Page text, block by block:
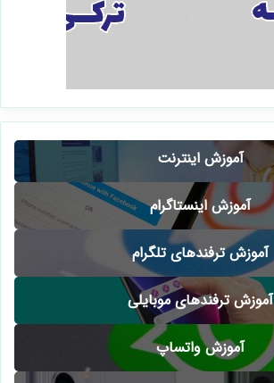
آموزش اینترنت
آموزش اینستاگرام
آموزش ترفندهای تلگرام
آموزش ترفندهای موبایلی
آموزش واتساپ